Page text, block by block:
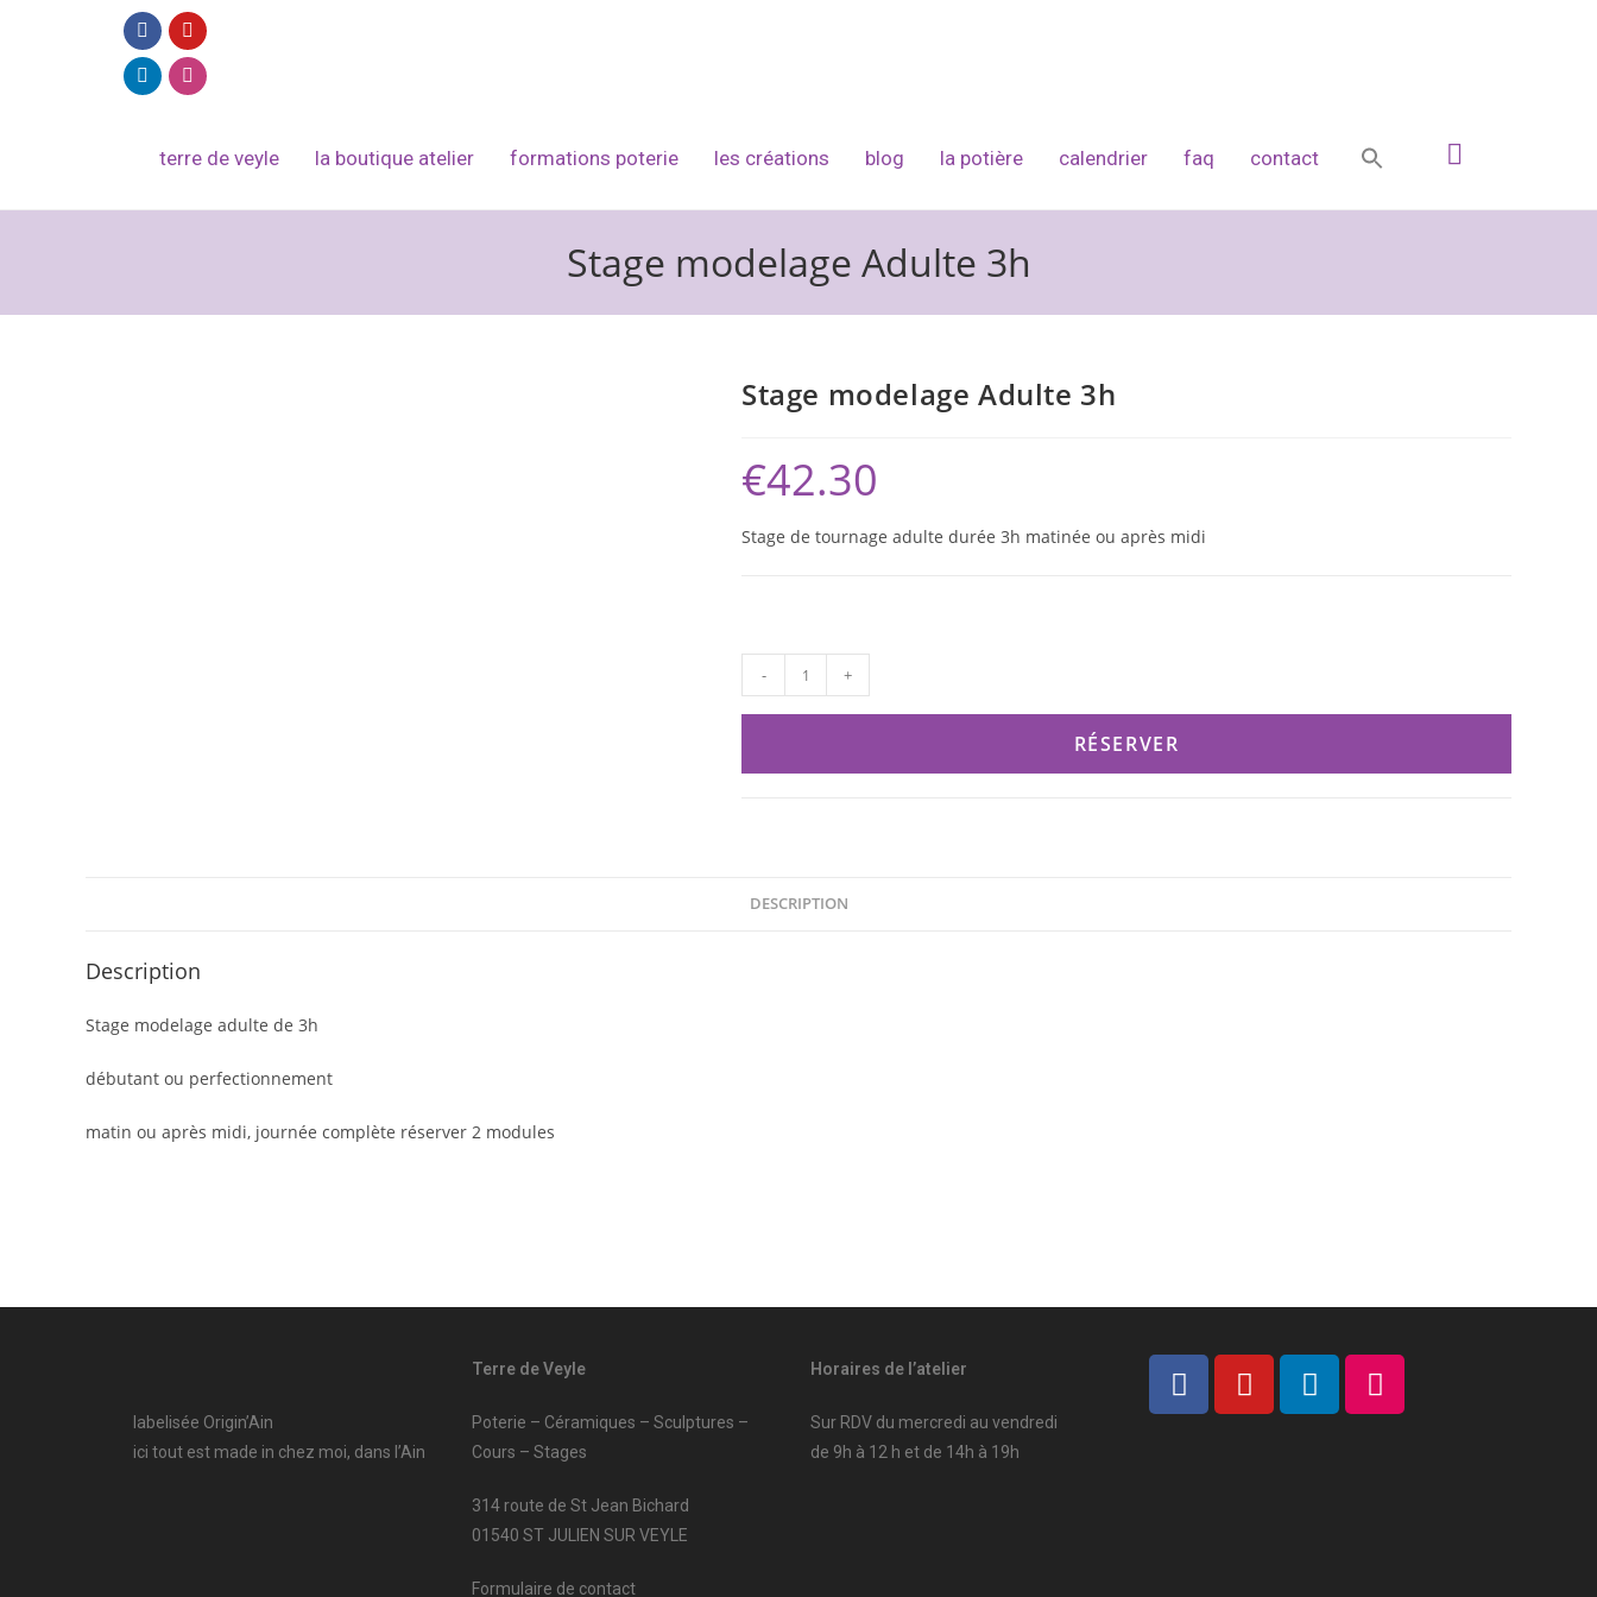
terre de veyle la boutique atelier formations poterie les créations blog la potière calendrier faq contact
Stage modelage Adulte 3h
Stage modelage Adulte 3h
€42.30
Stage de tournage adulte durée 3h matinée ou après midi
- +
RÉSERVER
DESCRIPTION
Description
Stage modelage adulte de 3h
débutant ou perfectionnement
matin ou après midi, journée complète réserver 2 modules
labelisée Origin’Ain
ici tout est made in chez moi, dans l’Ain
Terre de Veyle
Poterie – Céramiques – Sculptures –
Cours – Stages
314 route de St Jean Bichard
01540 ST JULIEN SUR VEYLE
Formulaire de contact
Horaires de l’atelier
Sur RDV du mercredi au vendredi
de 9h à 12 h et de 14h à 19h